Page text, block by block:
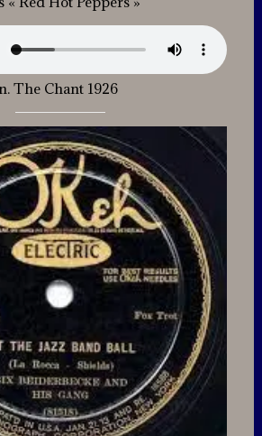
The Chant 1926